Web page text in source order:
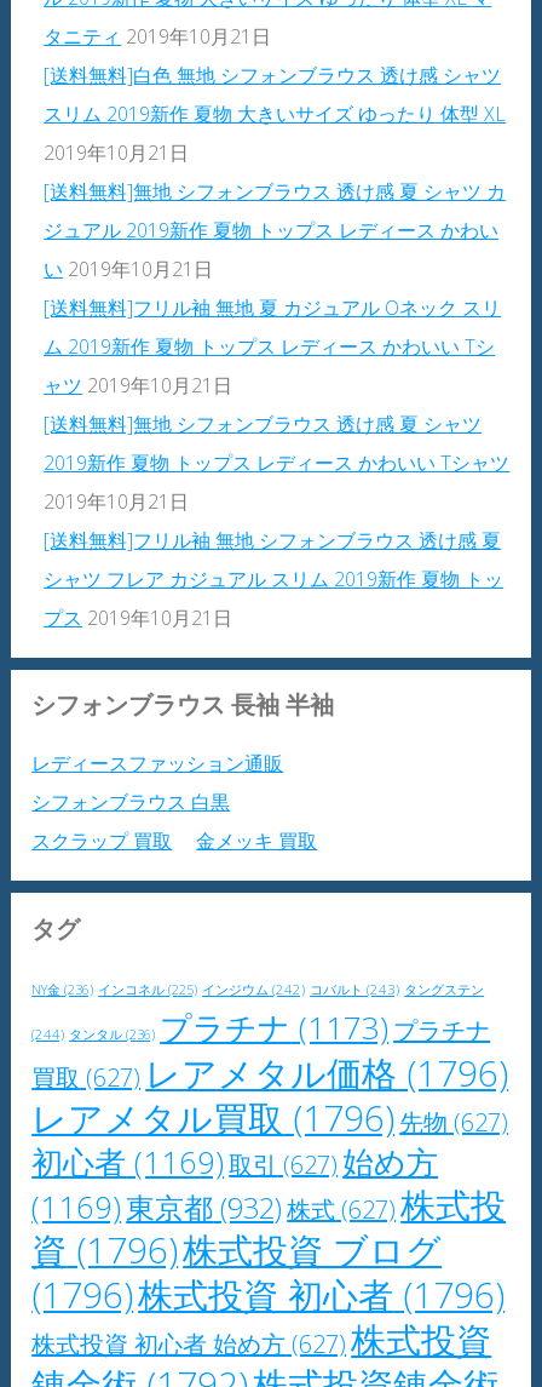
タニティ 2019年10月21日
[送料無料]白色 無地 シフォンブラウス 透け感 シャツ
スリム 2019新作 夏物 大きいサイズ ゆったり 体型 XL
2019年10月21日
[送料無料]無地 シフォンブラウス 透け感 夏 シャツ カ
ジュアル 2019新作 夏物 トップス レディース かわい
い 2019年10月21日
[送料無料]フリル袖 無地 夏 カジュアル Oネック スリ
ム 2019新作 夏物 トップス レディース かわいい Tシ
ャツ 2019年10月21日
[送料無料]無地 シフォンブラウス 透け感 夏 シャツ
2019新作 夏物 トップス レディース かわいい Tシャツ
2019年10月21日
[送料無料]フリル袖 無地 シフォンブラウス 透け感 夏
シャツ フレア カジュアル スリム 2019新作 夏物 トッ
プス 2019年10月21日
シフォンブラウス 長袖 半袖
レディースファッション通販
シフォンブラウス 白黒
スクラップ 買取
金メッキ 買取
タグ
NY金 (236) インコネル (225) インジウム (242) コバルト (243) タングステン
(244) タンタル (236) プラチナ (1173) プラチナ
買取 (627) レアメタル価格 (1796)
レアメタル買取 (1796)先物 (627)
初心者 (1169)取引 (627) 始め方
(1169)東京都(932)株式 (627)株式投
資 (1796)株式投資 ブログ
(1796)株式投資 初心者 (1796)
株式投資 初心者 始め方 (627)株式投資